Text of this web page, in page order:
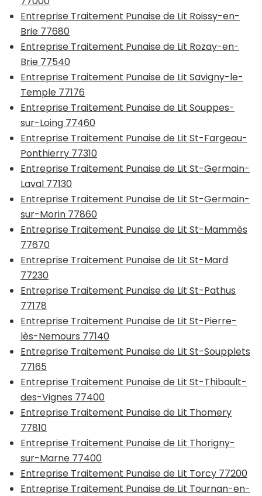
Entreprise Traitement Punaise de Lit Roissy-en-
Brie 77680
Entreprise Traitement Punaise de Lit Rozay-en-
Brie 77540
Entreprise Traitement Punaise de Lit Savigny-le-
Temple 77176
Entreprise Traitement Punaise de Lit Souppes-
sur-Loing 77460
Entreprise Traitement Punaise de Lit St-Fargeau-
Ponthierry 77310
Entreprise Traitement Punaise de Lit St-Germain-
Laval 77130
Entreprise Traitement Punaise de Lit St-Germain-
sur-Morin 77860
Entreprise Traitement Punaise de Lit St-Mammès
77670
Entreprise Traitement Punaise de Lit St-Mard
77230
Entreprise Traitement Punaise de Lit St-Pathus
77178
Entreprise Traitement Punaise de Lit St-Pierre-
lès-Nemours 77140
Entreprise Traitement Punaise de Lit St-Soupplets
77165
Entreprise Traitement Punaise de Lit St-Thibault-
des-Vignes 77400
Entreprise Traitement Punaise de Lit Thomery
77810
Entreprise Traitement Punaise de Lit Thorigny-
sur-Marne 77400
Entreprise Traitement Punaise de Lit Torcy 77200
Entreprise Traitement Punaise de Lit Tournan-en-